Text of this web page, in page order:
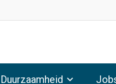
Duurzaamheid